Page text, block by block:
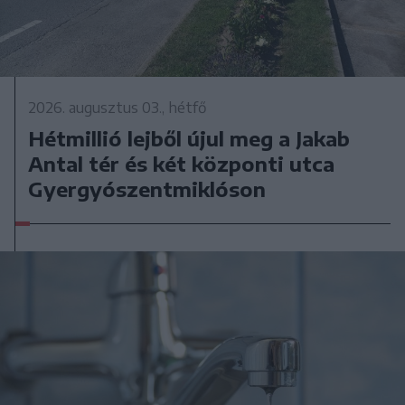
2026. augusztus 03., hétfő
Hétmillió lejből újul meg a Jakab
Antal tér és két központi utca
Gyergyószentmiklóson